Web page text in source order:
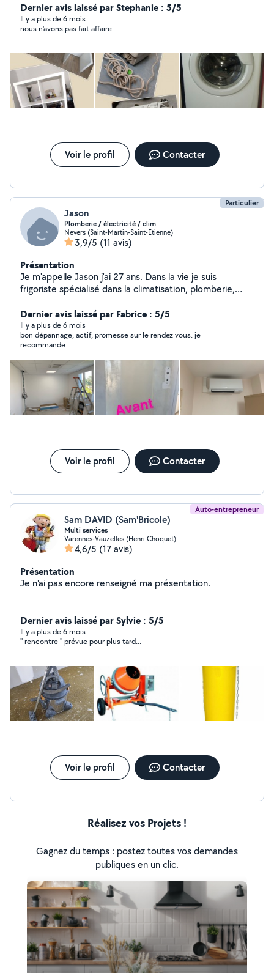
Dernier avis laissé par Stephanie : 5/5
Il y a plus de 6 mois
nous n'avons pas fait affaire
Voir le profil Contacter
Particulier
Jason
Plomberie / électricité / clim
Nevers (Saint-Martin-Saint-Etienne)
3,9/5 (11 avis)
Présentation
Je m'appelle Jason j'ai 27 ans. Dans la vie je suis
frigoriste spécialisé dans la climatisation, plomberie,
que je fais et surtout faire un travail propre et soigné.
Dernier avis laissé par Fabrice : 5/5
Il y a plus de 6 mois
bon dépannage, actif, promesse sur le rendez vous. je
recommande.
Voir le profil Contacter
Auto-entrepreneur
Sam DAVID (Sam'Bricole)
Multi services
Varennes-Vauzelles (Henri Choquet)
4,6/5 (17 avis)
Présentation
Je n'ai pas encore renseigné ma présentation.
Dernier avis laissé par Sylvie : 5/5
Il y a plus de 6 mois
'' rencontre '' prévue pour plus tard...
Voir le profil Contacter
Réalisez vos Projets !
Gagnez du temps : postez toutes vos demandes
publiques en un clic.